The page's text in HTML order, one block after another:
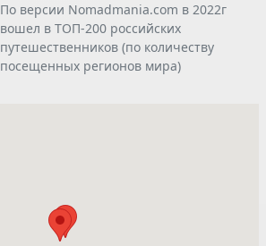
По версии Nomadmania.com в 2022г
вошел в ТОП-200 российских
путешественников (по количеству
посещенных регионов мира)